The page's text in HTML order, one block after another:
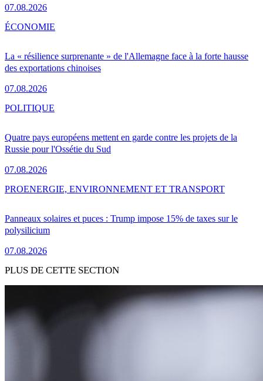
07.08.2026
La « résilience surprenante » de l'Allemagne face à la forte hausse
des exportations chinoises
07.08.2026
ÉCONOMIE
Quatre pays européens mettent en garde contre les projets de la
Russie pour l'Ossétie du Sud
07.08.2026
POLITIQUE
Panneaux solaires et puces : Trump impose 15% de taxes sur le
polysilicium
07.08.2026
PROENERGIE, ENVIRONNEMENT ET TRANSPORT
PLUS DE CETTE SECTION